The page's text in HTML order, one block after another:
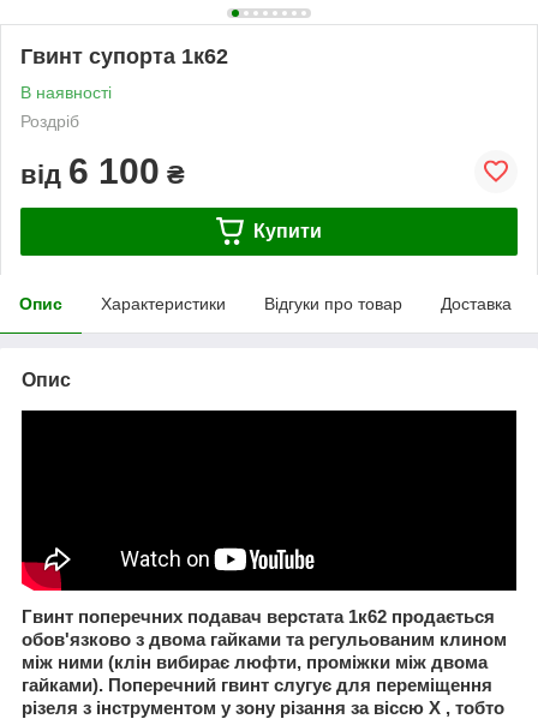
Гвинт супорта 1к62
В наявності
Роздріб
від 6 100 ₴
Купити
Опис Характеристики Відгуки про товар Доставка
Опис
Гвинт поперечних подавач верстата 1к62 продається
обов'язково з двома гайками та регульованим клином
між ними (клін вибирає люфти, проміжки між двома
гайками). Поперечний гвинт слугує для переміщення
різеля з інструментом у зону різання за віссю X , тобто